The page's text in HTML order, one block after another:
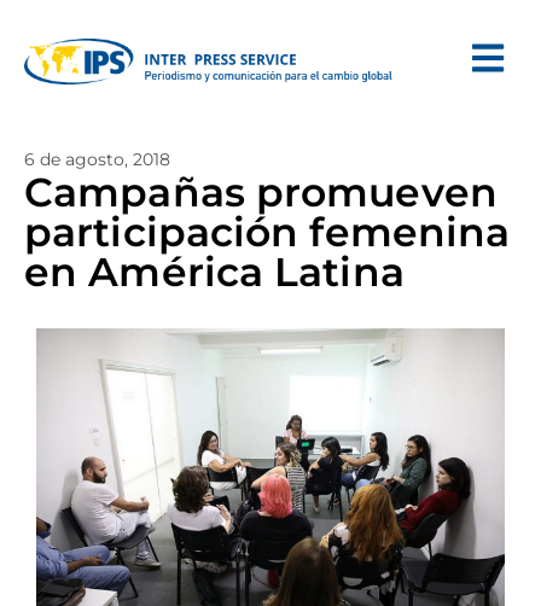
6 de agosto, 2018
Campañas promueven
participación femenina
en América Latina